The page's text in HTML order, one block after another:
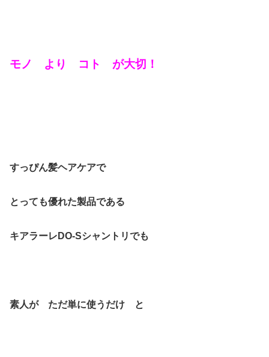
モノ より コト が大切！
すっぴん髪ヘアケアで
とっても優れた製品である
キアラーレDO-Sシャントリでも
素人が ただ単に使うだけ と